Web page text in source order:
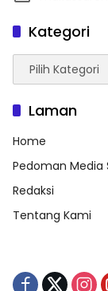
Kategori
Kategori
Laman
Home
Pedoman Media
Redaksi
Tentang Kami